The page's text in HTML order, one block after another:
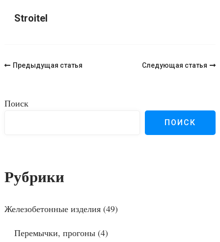
Stroitel
Навигация
Предыдущая статья Следующая статья
Поиск
ПОИСК
Рубрики
Железобетонные изделия(49)
Перемычки, прогоны(4)